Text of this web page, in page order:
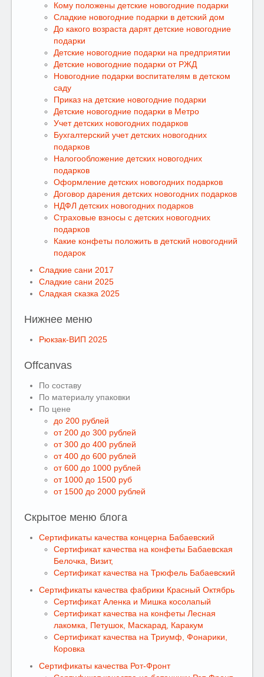
Кому положены детские новогодние подарки
Сладкие новогодние подарки в детский дом
До какого возраста дарят детские новогодние
подарки
Детские новогодние подарки на предприятии
Детские новогодние подарки от РЖД
Новогодние подарки воспитателям в детском
саду
Приказ на детские новогодние подарки
Детские новогодние подарки в Метро
Учет детских новогодних подарков
Бухгалтерский учет детских новогодних
подарков
Налогообложение детских новогодних
подарков
Оформление детских новогодних подарков
Договор дарения детских новогодних подарков
НДФЛ детских новогодних подарков
Страховые взносы с детских новогодних
подарков
Какие конфеты положить в детский новогодний
подарок
Сладкие сани 2017
Сладкие сани 2025
Сладкая сказка 2025
Нижнее меню
Рюкзак-ВИП 2025
Offcanvas
По составу
По материалу упаковки
По цене
до 200 рублей
от 200 до 300 рублей
от 300 до 400 рублей
от 400 до 600 рублей
от 600 до 1000 рублей
от 1000 до 1500 руб
от 1500 до 2000 рублей
Скрытое меню блога
Сертификаты качества концерна Бабаевский
Сертификат качества на конфеты Бабаевская
Белочка, Визит,
Сертификат качества на Трюфель Бабаевский
Сертификаты качества фабрики Красный Октябрь
Сертификат Аленка и Мишка косолапый
Сертификат качества на конфеты Лесная
лакомка, Петушок, Маскарад, Каракум
Сертификат качества на Триумф, Фонарики,
Коровка
Сертификаты качества Рот-Фронт